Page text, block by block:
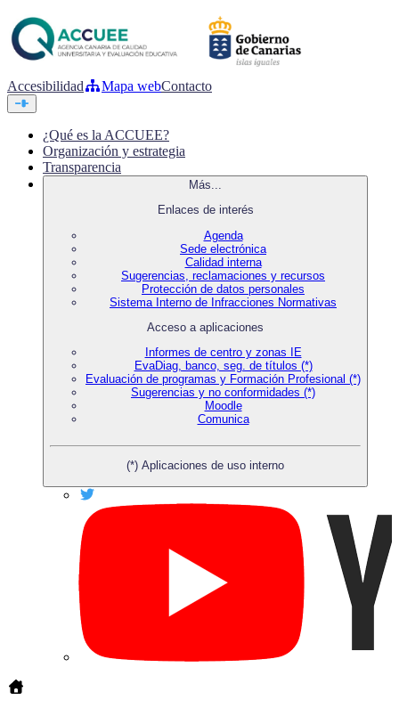
Accesibilidad Mapa webContacto
¿Qué es la ACCUEE?
Organización y estrategia
Transparencia
Más...
Enlaces de interés
Agenda
Sede electrónica
Calidad interna
Sugerencias, reclamaciones y recursos
Protección de datos personales
Sistema Interno de Infracciones Normativas
Acceso a aplicaciones
Informes de centro y zonas IE
EvaDiag, banco, seg. de títulos (*)
Evaluación de programas y Formación Profesional (*)
Sugerencias y no conformidades (*)
Moodle
Comunica
(*) Aplicaciones de uso interno